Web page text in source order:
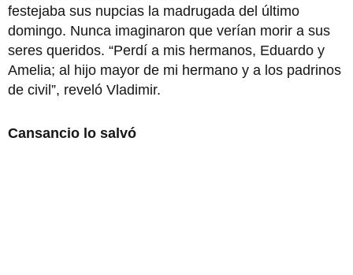
festejaba sus nupcias la madrugada del último
domingo. Nunca imaginaron que verían morir a sus
seres queridos. “Perdí a mis hermanos, Eduardo y
Amelia; al hijo mayor de mi hermano y a los padrinos
de civil”, reveló Vladimir.
Cansancio lo salvó